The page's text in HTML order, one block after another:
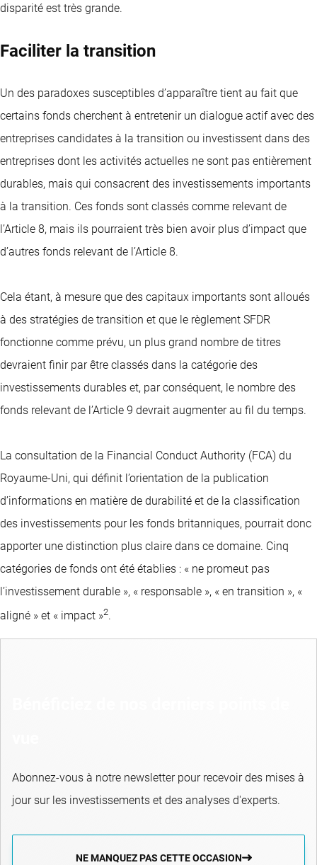
disparité est très grande.
Faciliter la transition
Un des paradoxes susceptibles d’apparaître tient au fait que
certains fonds cherchent à entretenir un dialogue actif avec des
entreprises candidates à la transition ou investissent dans des
entreprises dont les activités actuelles ne sont pas entièrement
durables, mais qui consacrent des investissements importants
à la transition. Ces fonds sont classés comme relevant de
l’Article 8, mais ils pourraient très bien avoir plus d’impact que
d’autres fonds relevant de l’Article 8.
Cela étant, à mesure que des capitaux importants sont alloués
à des stratégies de transition et que le règlement SFDR
fonctionne comme prévu, un plus grand nombre de titres
devraient finir par être classés dans la catégorie des
investissements durables et, par conséquent, le nombre des
fonds relevant de l’Article 9 devrait augmenter au fil du temps.
La consultation de la Financial Conduct Authority (FCA) du
Royaume-Uni, qui définit l’orientation de la publication
d’informations en matière de durabilité et de la classification
des investissements pour les fonds britanniques, pourrait donc
apporter une distinction plus claire dans ce domaine. Cinq
catégories de fonds ont été établies : « ne promeut pas
l’investissement durable », « responsable », « en transition », «
aligné » et « impact »2.
Abonnez-vous à notre newsletter pour recevoir des mises à
jour sur les investissements et des analyses d'experts.
NE MANQUEZ PAS CETTE OCCASION